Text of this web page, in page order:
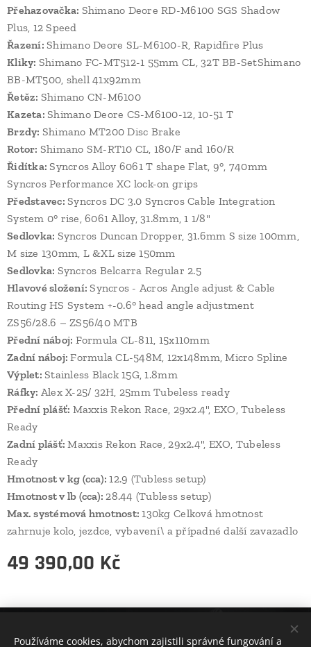
Přehazovačka: Shimano Deore RD-M6100 SGS Shadow
Plus, 12 Speed
Řazení: Shimano Deore SL-M6100-R, Rapidfire Plus
Kliky: Shimano FC-MT512-1 55mm CL, 32T BB-SetShimano
BB-MT500, shell 41x92mm
Řetěz: Shimano CN-M6100
Kazeta: Shimano Deore CS-M6100-12, 10-51 T
Brzdy: Shimano MT200 Disc Brake
Rotor: Shimano SM-RT10 CL, 180/F and 160/R
Řidítka: Syncros Alloy 6061 T shape Flat, 9°, 740mm
Syncros Performance XC lock-on grips
Představec: Syncros DC 3.0 Syncros Cable Integration
System 0° rise, 6061 Alloy, 31.8mm, 1 1/8"
Sedlovka: Syncros Duncan Dropper, 31.6mm S size 100mm,
M size 130mm, L &XL size 150mm
Sedlovka: Syncros Belcarra Regular 2.5
Hlavové složení: Syncros - Acros Angle adjust & Cable
Routing HS System +-0.6° head angle adjustment
ZS56/28.6 – ZS56/40 MTB
Přední náboj: Formula CL-811, 15x110mm
Zadní náboj:Formula CL-548M, 12x148mm, Micro Spline
Výplet: Stainless Black 15G, 1.8mm
Ráfky: Alex X-25/ 32H, 25mm Tubeless ready
Přední plášť: Maxxis Rekon Race, 29x2.4", EXO, Tubeless
Ready
Zadní plášť:Maxxis Rekon Race, 29x2.4", EXO, Tubeless
Ready
Hmotnost v kg (cca):12.9 (Tubless setup)
Hmotnost v lb (cca):28.44 (Tubless setup)
Max. systémová hmotnost:130kg Celková hmotnost
zahrnuje kolo, jezdce, vybavení\ a případné další zavazadlo
49 390,00 Kč
Používáme cookies, abychom zajistili správné fungování a